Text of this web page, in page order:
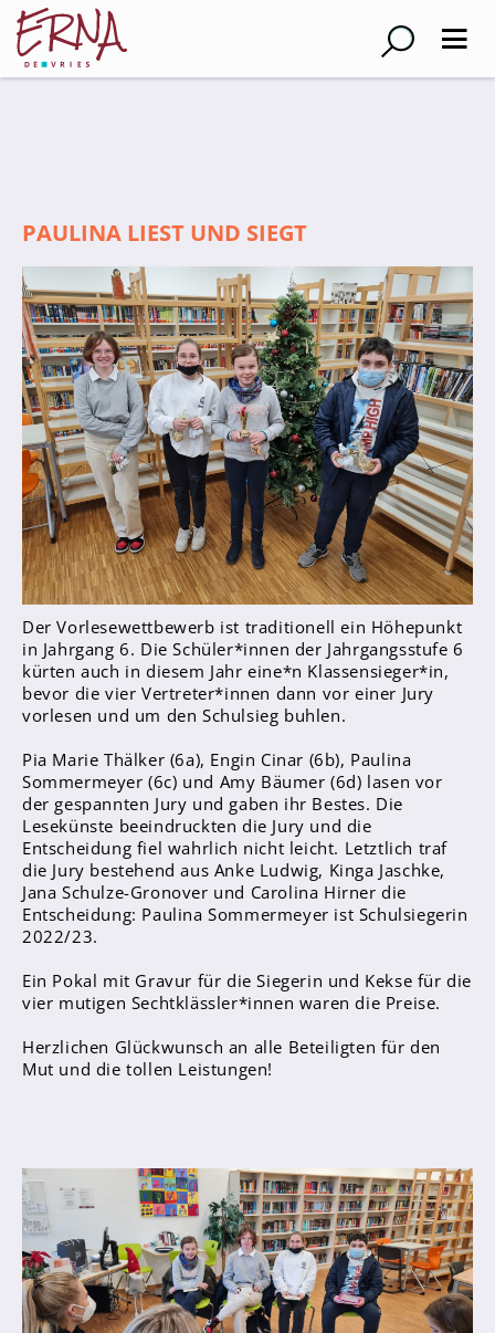
Kollegium
Schulsozialarbeiter
Referendar*innen
Teams
Schüler*innen
Schüler*innenvertretung
Sporthelfer*innen
Sanitätsdienst
Eltern
Förderverein
Elternvertreter*innen
Mitarbeiter*innen
Sekretär*innen
Hausmeister
Lehrer*innen Ausbildung
Praktika und Praxissemester
Referendariat
Abschlüsse
Niederländisch
MINT
Naturwissenschaften
Informatik
PAULINA LIEST UND SIEGT
Der Vorlesewettbewerb ist traditionell ein Höhepunkt
in Jahrgang 6. Die Schüler*innen der Jahrgangsstufe 6
kürten auch in diesem Jahr eine*n Klassensieger*in,
bevor die vier Vertreter*innen dann vor einer Jury
vorlesen und um den Schulsieg buhlen.
Pia Marie Thälker (6a), Engin Cinar (6b), Paulina
Sommermeyer (6c) und Amy Bäumer (6d) lasen vor
der gespannten Jury und gaben ihr Bestes. Die
Lesekünste beeindruckten die Jury und die
Entscheidung fiel wahrlich nicht leicht. Letztlich traf
die Jury bestehend aus Anke Ludwig, Kinga Jaschke,
Jana Schulze-Gronover und Carolina Hirner die
Entscheidung: Paulina Sommermeyer ist Schulsiegerin
2022/23.
Ein Pokal mit Gravur für die Siegerin und Kekse für die
vier mutigen Sechtklässler*innen waren die Preise.
Herzlichen Glückwunsch an alle Beteiligten für den
Mut und die tollen Leistungen!